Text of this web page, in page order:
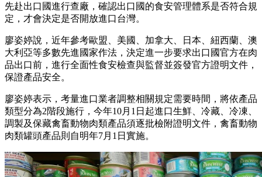
先赴出口國進行查廠，確認出口國的食安管理體系是否符合規
定，才會決定是否開放進口台灣。
廖姿婷說，近年參考歐盟、美國、加拿大、日本、紐西蘭、澳
大利亞等多數先進國家作法，決定進一步要求出口國官方在肉
品出口前，進行全面性食安檢查與監督並簽發官方證明文件，
保證產品安全。
廖姿婷表示，考量進口業者調整相關規定需要時間，將依產品
類型分為2階段施行，今年10月1日起進口生鮮、冷藏、冷凍、
調製及保藏禽畜動物肉類產品須逐批檢附證明文件，禽畜動物
肉類罐頭產品則自明年7月1日實施。